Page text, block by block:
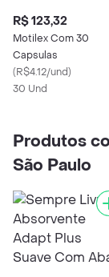
R$ 123,32
Motilex Com 30
Capsulas
(R$4.12/und)
30 Und
Produtos
São Paulo